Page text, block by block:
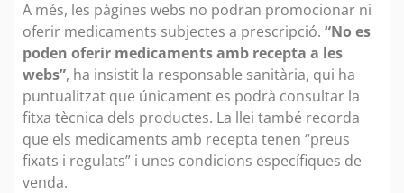
A més, les pàgines webs no podran promocionar ni
oferir medicaments subjectes a prescripció. “No es
poden oferir medicaments amb recepta a les
webs”, ha insistit la responsable sanitària, qui ha
puntualitzat que únicament es podrà consultar la
fitxa tècnica dels productes. La llei també recorda
que els medicaments amb recepta tenen “preus
fixats i regulats” i unes condicions específiques de
venda.